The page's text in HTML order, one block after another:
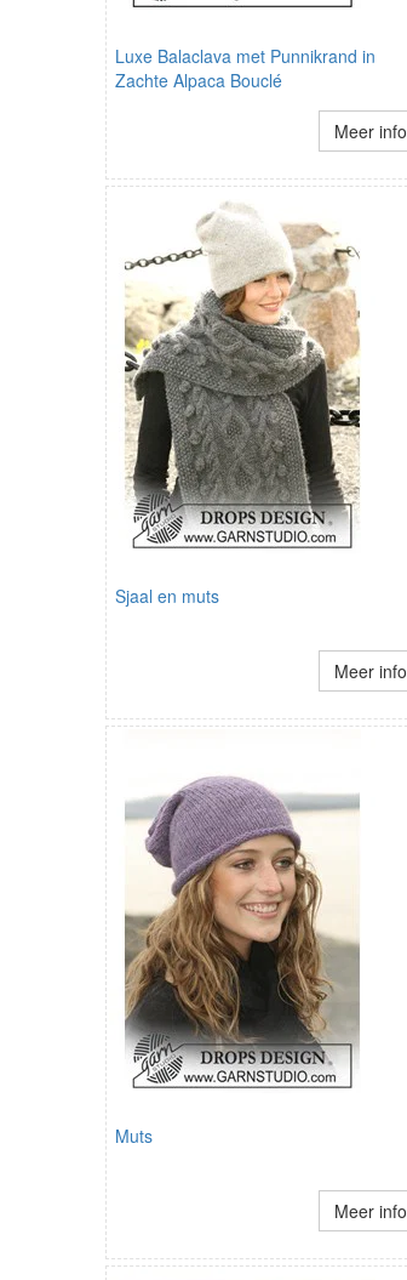
Luxe Balaclava met Punnikrand in
Zachte Alpaca Bouclé
Meer info
Sjaal en muts
Meer info
Muts
Meer info